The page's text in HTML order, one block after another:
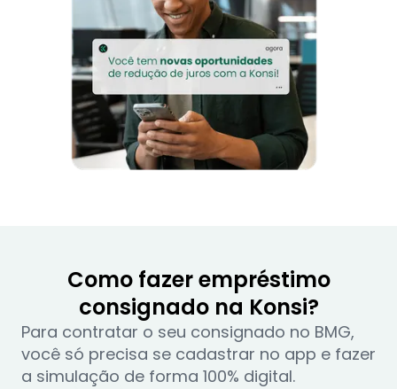
Como fazer empréstimo
consignado na Konsi?
Para contratar o seu consignado no BMG,
você só precisa se cadastrar no app e fazer
a simulação de forma 100% digital.